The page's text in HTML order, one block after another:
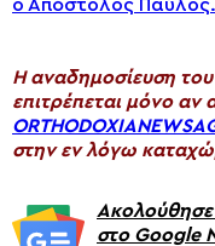
H αναδημοσίευση
επιτρέπεται μόνο
στην εν λόγω
Ακολούθησε
στο Google